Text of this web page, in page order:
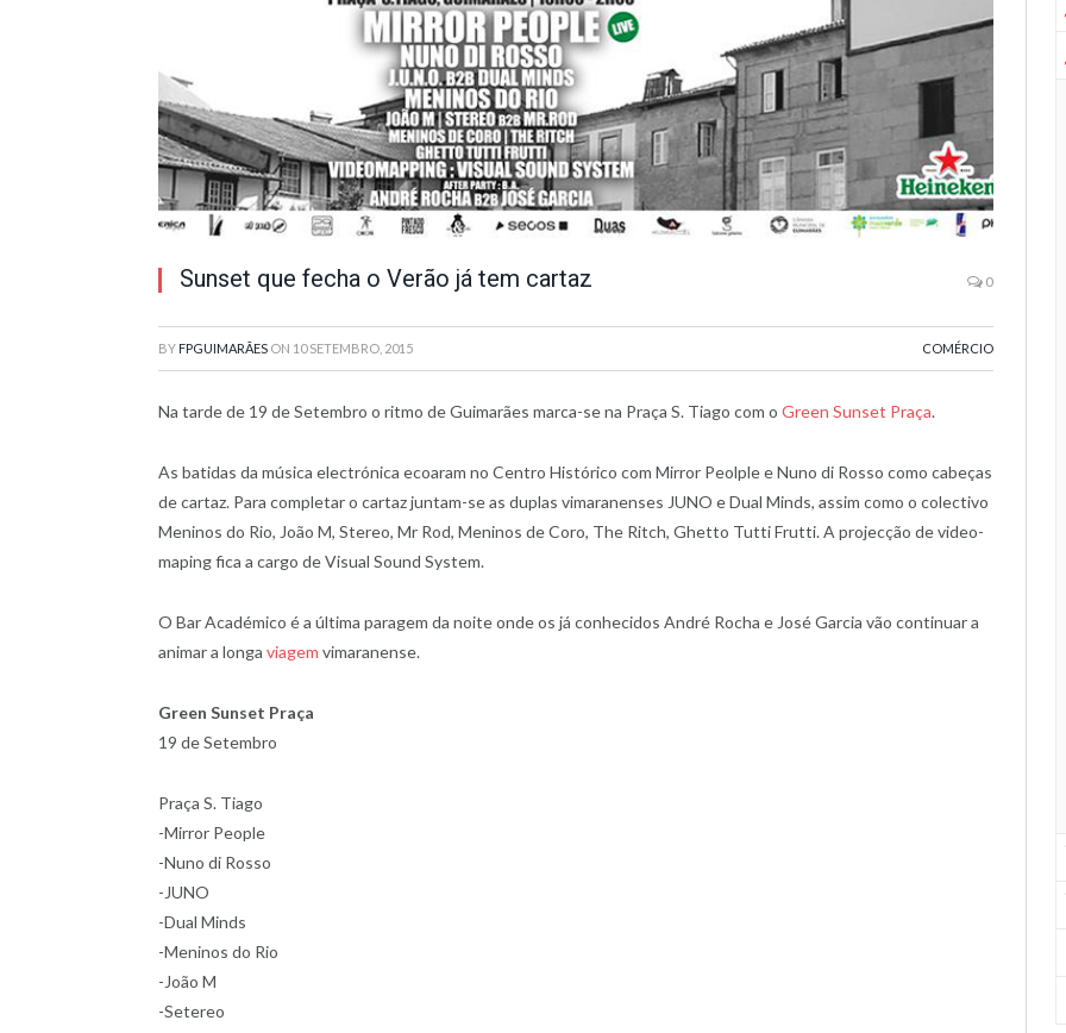
Sunset que fecha o Verão já tem cartaz 0
BY FPGUIMARÃES ON 10 SETEMBRO, 2015 COMÉRCIO
Na tarde de 19 de Setembro o ritmo de Guimarães marca-se na Praça S. Tiago com o Green Sunset Praça.
As batidas da música electrónica ecoaram no Centro Histórico com Mirror Peolple e Nuno di Rosso como cabeças
de cartaz. Para completar o cartaz juntam-se as duplas vimaranenses JUNO e Dual Minds, assim como o colectivo
Meninos do Rio, João M, Stereo, Mr Rod, Meninos de Coro, The Ritch, Ghetto Tutti Frutti. A projecção de video-
maping fica a cargo de Visual Sound System.
O Bar Académico é a última paragem da noite onde os já conhecidos André Rocha e José Garcia vão continuar a
animar a longa viagem vimaranense.
Green Sunset Praça
19 de Setembro
Praça S. Tiago
-Mirror People
-Nuno di Rosso
-JUNO
-Dual Minds
-Meninos do Rio
-João M
-Setereo